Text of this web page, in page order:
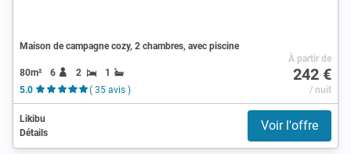
Maison de campagne cozy, 2 chambres, avec piscine
80m² 6 2
1
5.0
( 35 avis )
À partir de
242 €
/ nuit
Likibu
Détails
Voir l'offre